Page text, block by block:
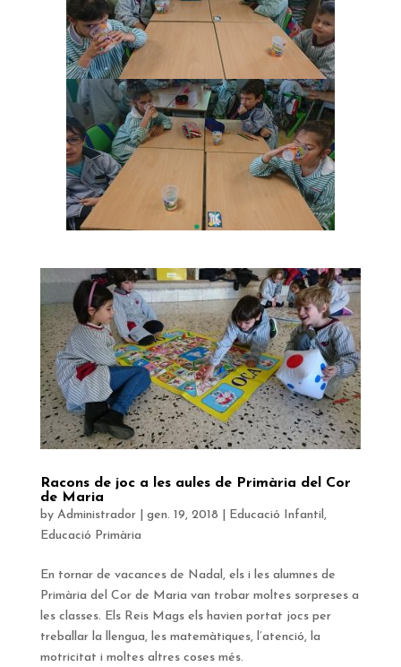
Racons de joc a les aules de Primària del Cor
de Maria
by Administrador| gen. 19, 2018 Educació Infantil ,
Educació Primària
En tornar de vacances de Nadal, els i les alumnes de
Primària del Cor de Maria van trobar moltes sorpreses a
les classes. Els Reis Mags els havien portat jocs per
treballar la llengua, les matemàtiques, l’atenció, la
motricitat i moltes altres coses més.